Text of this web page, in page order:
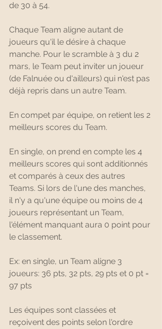
de 30 à 54.
Chaque Team aligne autant de
joueurs qu'il le désire à chaque
manche. Pour le scramble à 3 du 2
mars, le Team peut inviter un joueur
(de Falnuée ou d'ailleurs) qui n'est pas
déjà repris dans un autre Team.
En compet par équipe, on retient les 2
meilleurs scores du Team.
En single, on prend en compte les 4
meilleurs scores qui sont additionnés
et comparés à ceux des autres
Teams. Si lors de l'une des manches,
il n'y a qu'une équipe ou moins de 4
joueurs représentant un Team,
l'élément manquant aura 0 point pour
le classement.
Ex: en single, un Team aligne 3
joueurs: 36 pts, 32 pts, 29 pts et 0 pt =
97 pts
Les équipes sont classées et
reçoivent des points selon l'ordre